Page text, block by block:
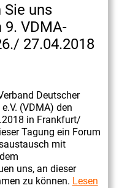
Sie uns
VDMA-
27.04.2018
Deutscher
(VDMA) den
in Frankfurt/
Tagung ein Forum
mit
uns, an dieser
zu können. Lesen